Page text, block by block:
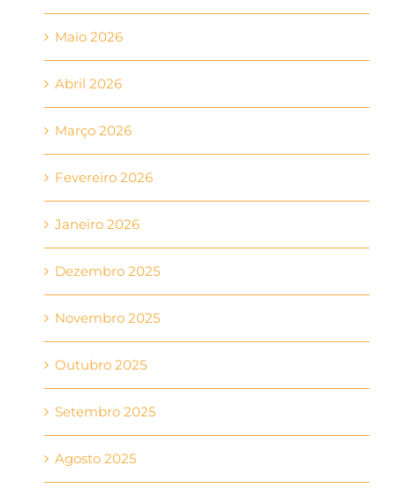
Maio 2026
Abril 2026
Março 2026
Fevereiro 2026
Janeiro 2026
Dezembro 2025
Novembro 2025
Outubro 2025
Setembro 2025
Agosto 2025